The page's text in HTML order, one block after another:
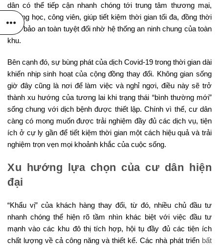
dân có thể tiếp cận nhanh chóng tới trung tâm thương mại,
trường học, công viên, giúp tiết kiệm thời gian tối đa, đồng thời
đảm bảo an toàn tuyệt đối nhờ hệ thống an ninh chung của toàn
khu.
Bên cạnh đó, sự bùng phát của dịch Covid-19 trong thời gian dài
khiến nhịp sinh hoạt của cộng đồng thay đổi. Không gian sống
giờ đây cũng là nơi để làm việc và nghỉ ngơi, điều này sẽ trở
thành xu hướng của tương lai khi trạng thái “bình thường mới”
sống chung với dịch bệnh được thiết lập. Chính vì thế, cư dân
càng có mong muốn được trải nghiệm đầy đủ các dịch vụ, tiện
ích ở cự ly gần để tiết kiệm thời gian một cách hiệu quả và trải
nghiệm trọn vẹn mọi khoảnh khắc của cuộc sống.
Xu hướng lựa chọn của cư dân hiện
đại
“Khẩu vị” của khách hàng thay đổi, từ đó, nhiều chủ đầu tư
nhanh chóng thể hiện rõ tầm nhìn khác biệt với việc đầu tư
mạnh vào các khu đô thị tích hợp, hội tụ đầy đủ các tiện ích
chất lượng về cả công năng và thiết kế. Các nhà phát triển bất